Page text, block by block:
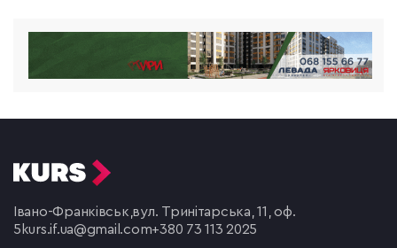
Івано-Франківськ,вул. Тринітарська, 11, оф.
5 kurs.if.ua@gmail.com+380 73 113 2025